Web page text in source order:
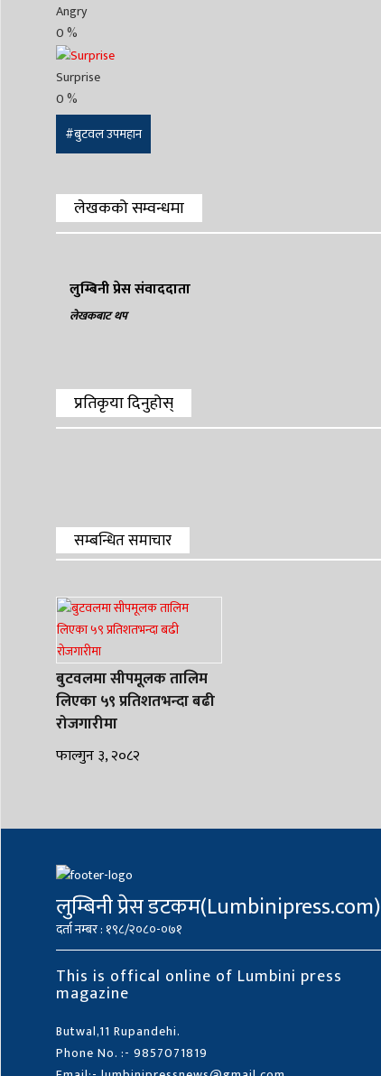
Angry
0%
Surprise
0%
#बुटवल उपमहान
लेखकको सम्वन्धमा
लुम्बिनी प्रेस संवाददाता
लेखकबाट थप
प्रतिकृया दिनुहोस्
सम्बन्धित समाचार
बुटवलमा सीपमूलक तालिम
लिएका ५९ प्रतिशतभन्दा बढी
रोजगारीमा
फाल्गुन ३, २०८२
लुम्बिनी प्रेस डटकम(Lumbinipress.com)
दर्ता नम्बर : १९८/२०८०-०७१
This is offical online of Lumbini press
magazine
Butwal,11 Rupandehi.
Phone No. :- 9857071819